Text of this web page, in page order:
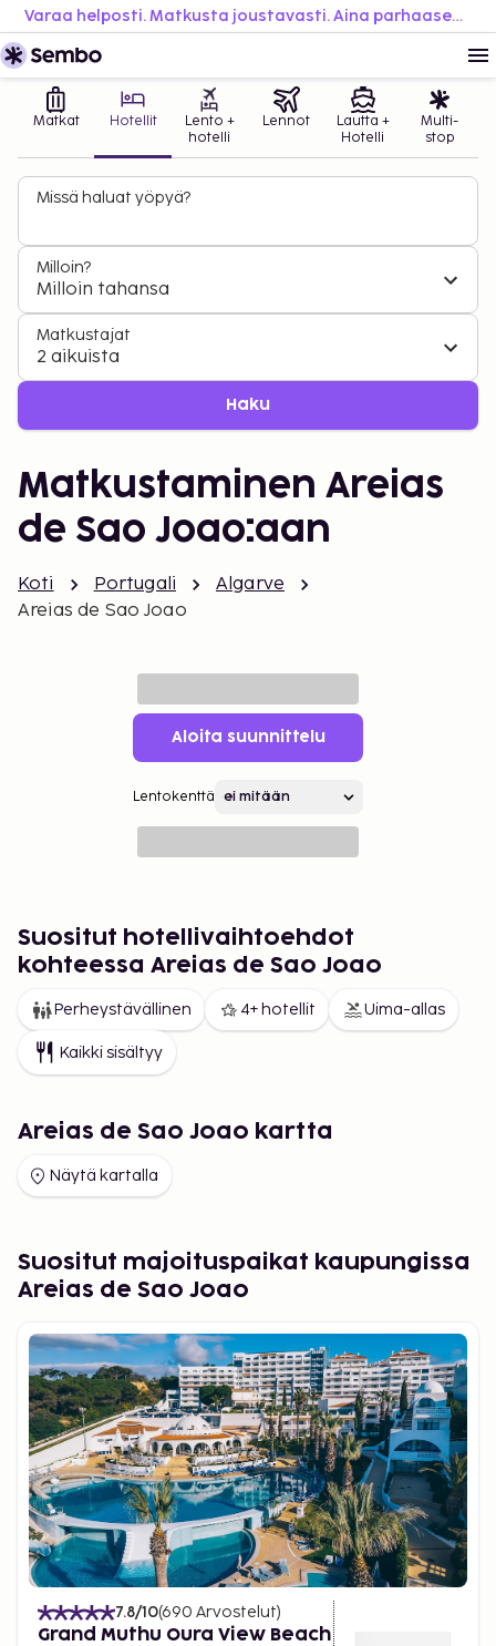
Varaa helposti. Matkusta joustavasti. Aina parhaaseen hintaan.
Matkat Hotellit
Lento +
hotelli
Lennot
Lautta +
Hotelli
Multi-
stop
Missä haluat yöpyä?
Milloin?
Milloin tahansa
Matkustajat
2 aikuista
Haku
Matkustaminen Areias
de Sao Joao:aan
Koti Portugali
Algarve
Areias de Sao Joao
Aloita suunnittelu
Lentokenttä
Suositut hotellivaihtoehdot
kohteessa Areias de Sao Joao
Perheystävällinen 4+ hotellit Uima-allas
Kaikki sisältyy
Areias de Sao Joao kartta
Näytä kartalla
Suositut majoituspaikat kaupungissa
Areias de Sao Joao
7.8/10(690 Arvostelut)
Grand Muthu Oura View Beach